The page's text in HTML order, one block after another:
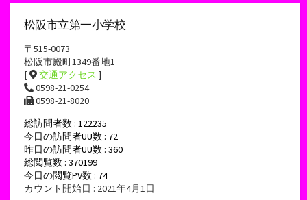
松阪市立第一小学校
〒515-0073
松阪市殿町1349番地1
[
交通アクセス ]
0598-21-0254
0598-21-8020
総訪問者数 : 122235
今日の訪問者UU数 : 72
昨日の訪問者UU数 : 360
総閲覧数 : 370199
今日の閲覧PV数 : 74
カウント開始日 : 2021年4月1日